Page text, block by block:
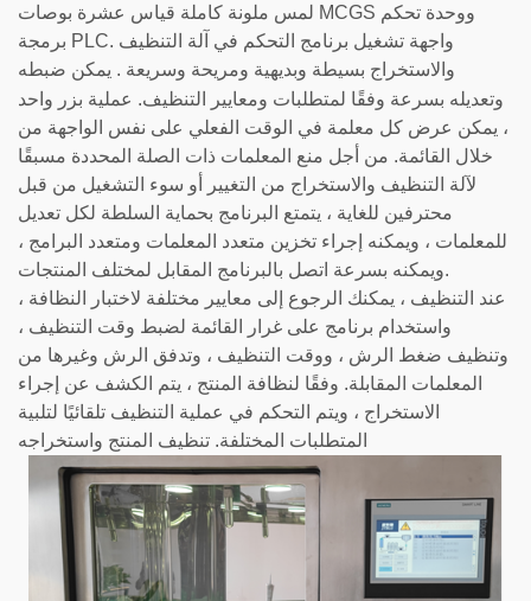
لمس ملونة كاملة قياس عشرة بوصات MCGS ووحدة تحكم
برمجة PLC. واجهة تشغيل برنامج التحكم في آلة التنظيف
والاستخراج بسيطة وبديهية ومريحة وسريعة . يمكن ضبطه
وتعديله بسرعة وفقًا لمتطلبات ومعايير التنظيف. عملية بزر واحد
، يمكن عرض كل معلمة في الوقت الفعلي على نفس الواجهة من
خلال القائمة. من أجل منع المعلمات ذات الصلة المحددة مسبقًا
لآلة التنظيف والاستخراج من التغيير أو سوء التشغيل من قبل
محترفين للغاية ، يتمتع البرنامج بحماية السلطة لكل تعديل
للمعلمات ، ويمكنه إجراء تخزين متعدد المعلمات ومتعدد البرامج ،
ويمكنه بسرعة اتصل بالبرنامج المقابل لمختلف المنتجات.
عند التنظيف ، يمكنك الرجوع إلى معايير مختلفة لاختبار النظافة ،
واستخدام برنامج على غرار القائمة لضبط وقت التنظيف ،
وتنظيف ضغط الرش ، ووقت التنظيف ، وتدفق الرش وغيرها من
المعلمات المقابلة. وفقًا لنظافة المنتج ، يتم الكشف عن إجراء
الاستخراج ، ويتم التحكم في عملية التنظيف تلقائيًا لتلبية
المتطلبات المختلفة. تنظيف المنتج واستخراجه